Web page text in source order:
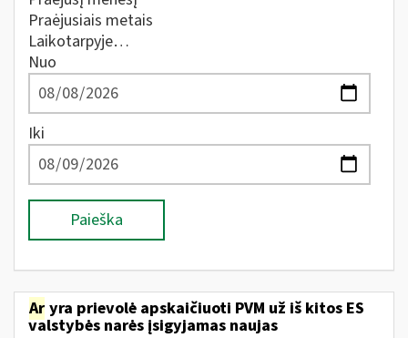
Praėjusiais metais
Laikotarpyje…
Nuo
Iki
Paieška
Ar yra prievolė apskaičiuoti PVM už iš kitos ES
valstybės narės įsigyjamas naujas